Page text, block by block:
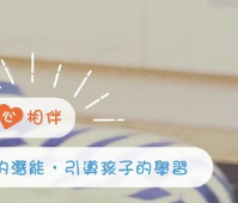
愛林美語
愛林實驗幼